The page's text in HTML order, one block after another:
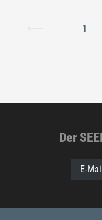
1
Der
E-